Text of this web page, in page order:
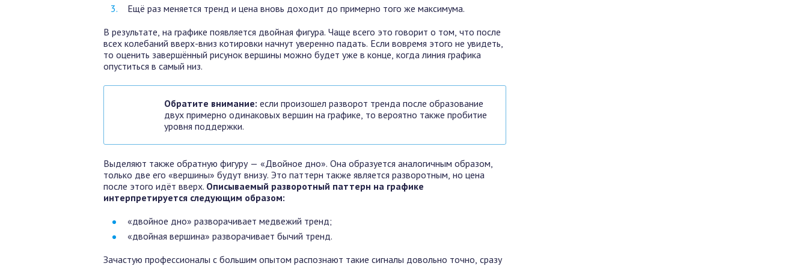
Ещё раз меняется тренд и цена вновь доходит до примерно того же максимума.
В результате, на графике появляется двойная фигура. Чаще всего это говорит о том, что после
всех колебаний вверх-вниз котировки начнут уверенно падать. Если вовремя этого не увидеть,
то оценить завершённый рисунок вершины можно будет уже в конце, когда линия графика
опуститься в самый низ.
Обратите внимание: если произошел разворот тренда после образование
двух примерно одинаковых вершин на графике, то вероятно также пробитие
уровня поддержки.
Выделяют также обратную фигуру — «Двойное дно». Она образуется аналогичным образом,
только две его «вершины» будут внизу. Это паттерн также является разворотным, но цена
после этого идёт вверх. Описываемый разворотный паттерн на графике
интерпретируется следующим образом:
«двойное дно» разворачивает медвежий тренд;
«двойная вершина» разворачивает бычий тренд.
Зачастую профессионалы с большим опытом распознают такие сигналы довольно точно, сразу